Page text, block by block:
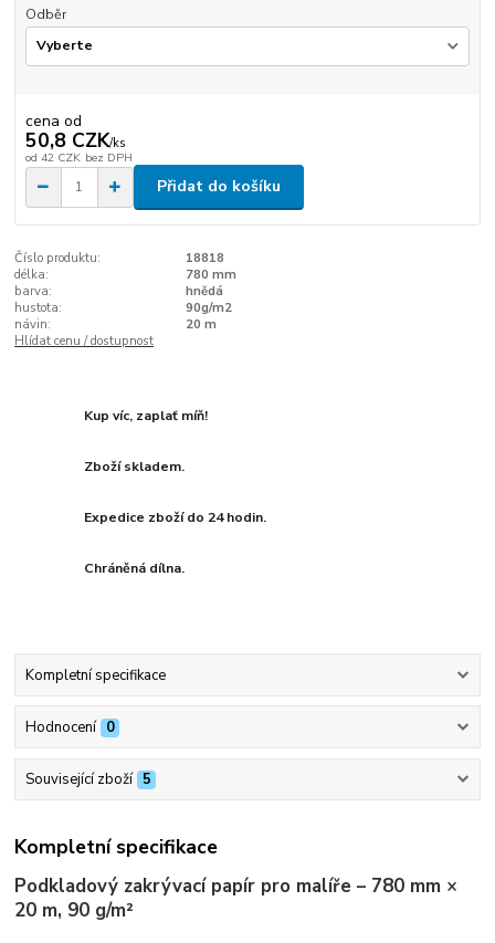
Odběr
cena od
50,8 CZK/ks
od 42 CZK bez DPH
Přidat do košíku
Číslo produktu:
18818
délka:
780 mm
barva:
hnědá
hustota:
90g/m2
návin:
20 m
Hlídat cenu / dostupnost
Kup víc, zaplať míň!
Zboží skladem.
Expedice zboží do 24 hodin.
Chráněná dílna.
Kompletní specifikace
Hodnocení 0
Související zboží 5
Kompletní specifikace
Podkladový zakrývací papír pro malíře – 780 mm ×
20 m, 90 g/m²